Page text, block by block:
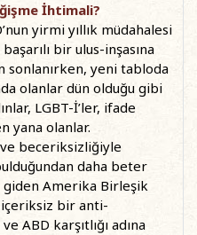
İhtimali?
yirmi yıllık müdahalesi
bir ulus-inşasına
sonlanırken, yeni tabloda
olanlar dün olduğu gibi
LGBT-İ’ler, ifade
yana olanlar.
beceriksizliğiyle
daha beter
giden Amerika Birleşik
bir anti-
ABD karşıtlığı adına